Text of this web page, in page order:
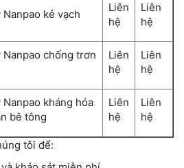
kẻ vạch
Liên
hệ
Liên
hệ
chống trơn
Liên
hệ
Liên
hệ
kháng hóa
bê tông
Liên
hệ
Liên
hệ
tôi để: